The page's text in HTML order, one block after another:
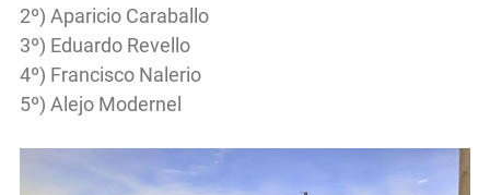
2º) Aparicio Caraballo
3º) Eduardo Revello
4º) Francisco Nalerio
5º) Alejo Modernel